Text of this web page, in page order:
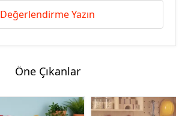
Değerlendirme Yazın
Öne Çıkanlar